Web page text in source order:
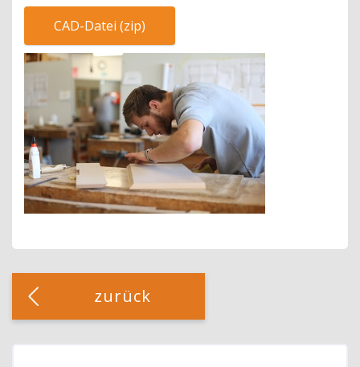
CAD-Datei (zip)
Blöcke
[Cocoon] Custom HTML überspringen
zurück